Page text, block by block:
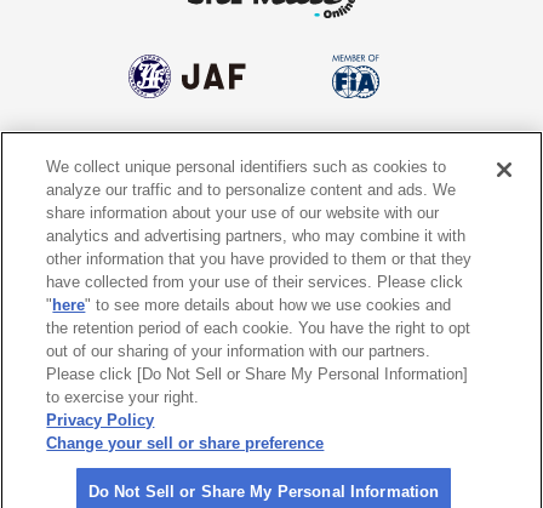
個人情報保護方針 個人情報の取り扱いについて
サイトポリシー ソーシャルメディア利用規約
特定商取引法に基づく表示 情報提供終了のお知らせ
Do Not Sell or Share My Personal
Information
© 2026 All rights reserved. 一般社団法人 日本自動車連盟 (JAF)
We collect unique personal identifiers such as cookies to
analyze our traffic and to personalize content and ads. We
share information about your use of our website with our
analytics and advertising partners, who may combine it with
other information that you have provided to them or that they
have collected from your use of their services. Please click
" here" to see more details about how we use cookies and
the retention period of each cookie. You have the right to opt
out of our sharing of your information with our partners.
Please click [Do Not Sell or Share My Personal Information]
to exercise your right.
Privacy Policy
Change your sell or share preference
Do Not Sell or Share My Personal Information